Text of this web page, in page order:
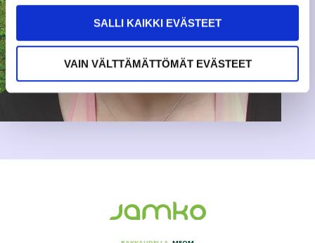
SALLI KAIKKI EVÄSTEET
VAIN VÄLTTÄMÄTTÖMÄT EVÄSTEET